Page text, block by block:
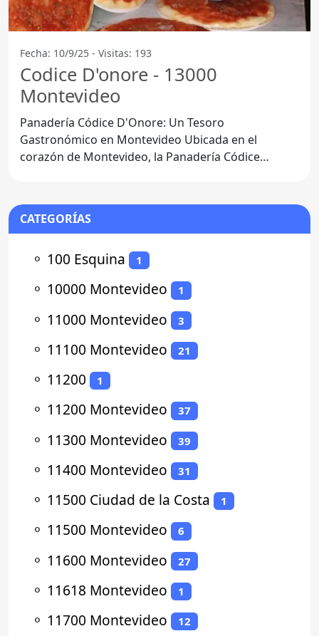
Fecha: 10/9/25 - Visitas: 193
Codice D'onore - 13000
Montevideo
Panadería Códice D'Onore: Un Tesoro
Gastronómico en Montevideo Ubicada en el
corazón de Montevideo, la Panadería Códice
CATEGORÍAS
⚬ 100 Esquina 1
⚬ 10000 Montevideo 1
⚬ 11000 Montevideo 3
⚬ 11100 Montevideo 21
⚬ 11200 1
⚬ 11200 Montevideo 37
⚬ 11300 Montevideo 39
⚬ 11400 Montevideo 31
⚬ 11500 Ciudad de la Costa 1
⚬ 11500 Montevideo 6
⚬ 11600 Montevideo 27
⚬ 11618 Montevideo 1
⚬ 11700 Montevideo 12